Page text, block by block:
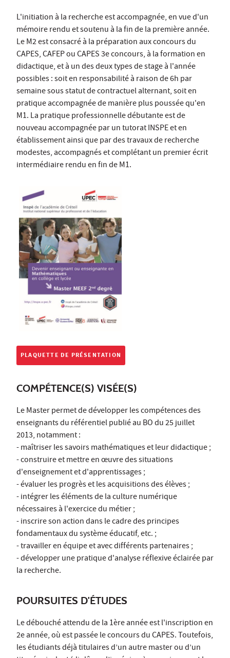
L'initiation à la recherche est accompagnée, en vue d'un
mémoire rendu et soutenu à la fin de la première année.
Le M2 est consacré à la préparation aux concours du
CAPES, CAFEP ou CAPES 3e concours, à la formation en
didactique, et à un des deux types de stage à l'année
possibles : soit en responsabilité à raison de 6h par
semaine sous statut de contractuel alternant, soit en
pratique accompagnée de manière plus poussée qu'en
M1. La pratique professionnelle débutante est de
nouveau accompagnée par un tutorat INSPE et en
établissement ainsi que par des travaux de recherche
modestes, accompagnés et complétant un premier écrit
intermédiaire rendu en fin de M1.
PLAQUETTE DE PRÉSENTATION
COMPÉTENCE(S) VISÉE(S)
Le Master permet de développer les compétences des
enseignants du référentiel publié au BO du 25 juillet
2013, notamment :
- maîtriser les savoirs mathématiques et leur didactique ;
- construire et mettre en œuvre des situations
d'enseignement et d'apprentissages ;
- évaluer les progrès et les acquisitions des élèves ;
- intégrer les éléments de la culture numérique
nécessaires à l'exercice du métier ;
- inscrire son action dans le cadre des principes
fondamentaux du système éducatif, etc. ;
- travailler en équipe et avec différents partenaires ;
- développer une pratique d'analyse réflexive éclairée par
la recherche.
POURSUITES D'ÉTUDES
Le débouché attendu de la 1ère année est l'inscription en
2e année, où est passée le concours du CAPES. Toutefois,
les étudiants déjà titulaires d’un autre master ou d’un